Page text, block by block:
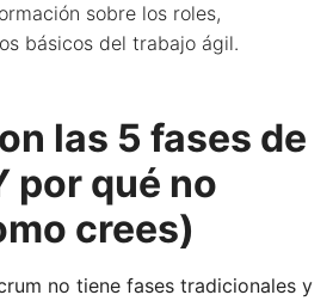
sobre los roles,
básicos del trabajo ágil.
las 5 fases de
por qué no
crees)
no tiene fases tradicionales y